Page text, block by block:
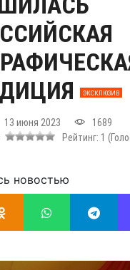
ЭКСКЛЮЗИВ
13 июня 2023
1689
Рейтинг: 1
новостью